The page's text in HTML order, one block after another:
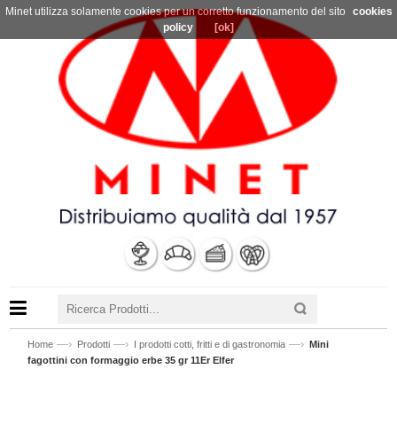
Home —› Prodotti —› I prodotti cotti, fritti e di gastronomia —› Mini
fagottini con formaggio erbe 35 gr 11Er Elfer
Minet utilizza solamente cookies per un corretto funzionamento del sito
cookies
policy
[ok]